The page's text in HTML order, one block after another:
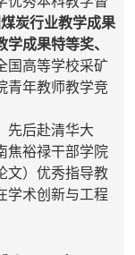
炭行业教学成果
成果特等奖、
国高等学校采矿
青年教师教学竞
先后赴清华大
焦裕禄干部学院
文）优秀指导教
学术创新与工程